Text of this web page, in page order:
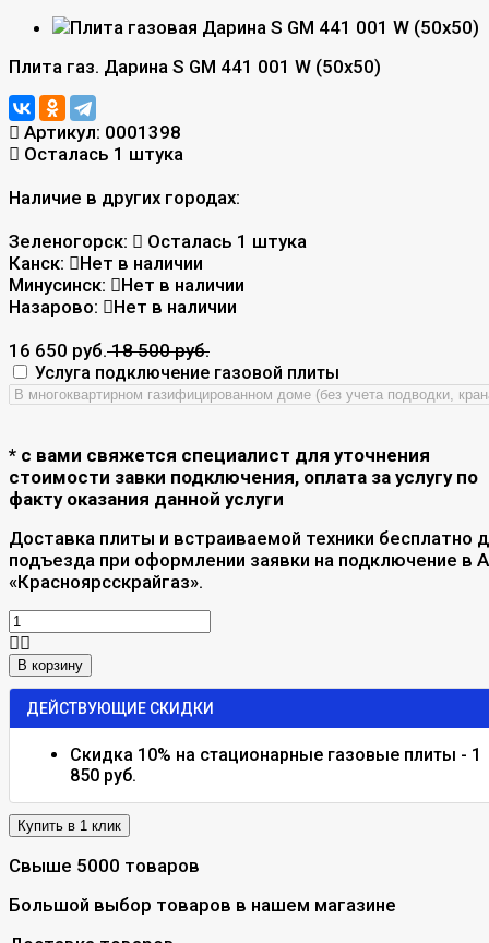
Плита газ. Дарина S GM 441 001 W (50х50)
Артикул: 0001398
Осталась 1 штука
Наличие в других городах:
Зеленогорск:
Осталась 1 штука
Канск:
Нет в наличии
Минусинск:
Нет в наличии
Назарово:
Нет в наличии
16 650 руб.18 500 руб.
Услуга подключение газовой плиты
* с вами свяжется специалист для уточнения
стоимости завки подключения, оплата за услугу по
факту оказания данной услуги
Доставка плиты и встраиваемой техники бесплатно
подъезда при оформлении заявки на подключение в
«Красноярсскрайгаз».
В корзину
ДЕЙСТВУЮЩИЕ СКИДКИ
Скидка 10% на стационарные газовые плиты - 1
850 руб.
Свыше 5000 товаров
Большой выбор товаров в нашем магазине